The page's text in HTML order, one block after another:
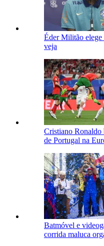
Éder Militão elege
veja
Cristiano Ronaldo
de Portugal na
Batmóvel e
corrida maluca